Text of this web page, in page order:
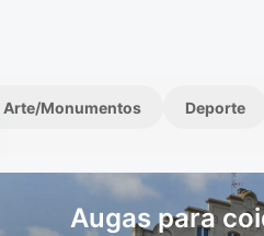
Arte/Monumentos Deporte
Augas para